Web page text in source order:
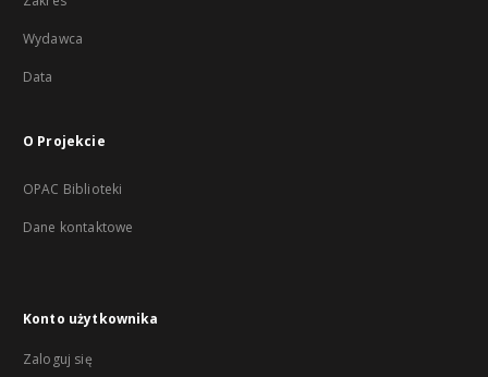
Wydawca
Data
O Projekcie
OPAC Biblioteki
Dane kontaktowe
Konto użytkownika
Zaloguj się